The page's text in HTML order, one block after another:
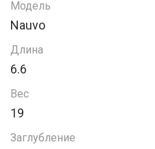
Модель
Nauvo
Длина
6.6
Вес
19
Заглубление